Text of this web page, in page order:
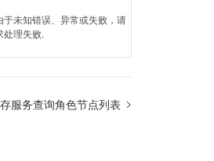
于未知错误、异常或失败，请
处理失败.
服务查询角色节点列表